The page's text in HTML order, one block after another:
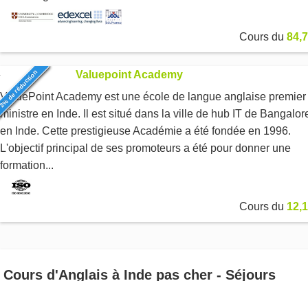
Cours du
de réduction
Valuepoint Academy
ValuePoint Academy est une école de langue anglaise premier
ministre en Inde. Il est situé dans la ville de hub IT de
en Inde. Cette prestigieuse Académie a été fondée en 1996.
L'objectif principal de ses promoteurs a été pour donner une
formation...
Cours du
Cours d'Anglais à Inde pas cher - Séjours